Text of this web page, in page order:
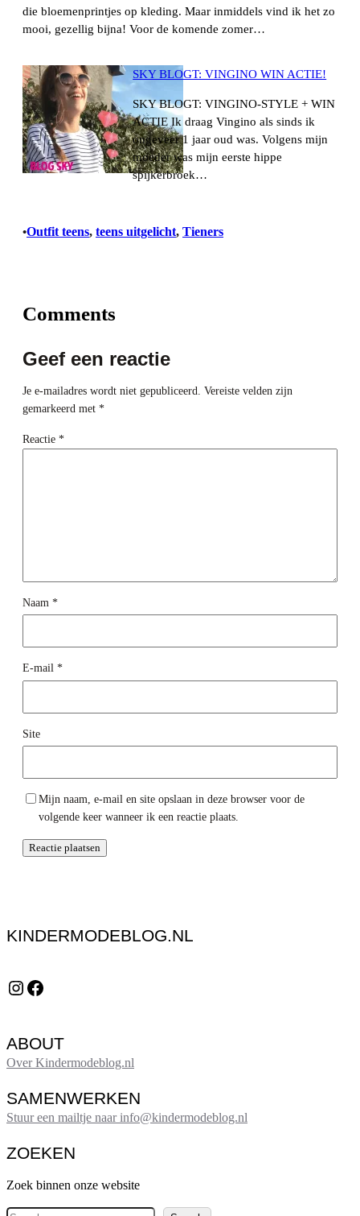
die bloemenprintjes op kleding. Maar inmiddels vind ik het zo
mooi, gezellig bijna! Voor de komende zomer…
SKY BLOGT: VINGINO WIN ACTIE!
SKY BLOGT: VINGINO-STYLE + WIN
ACTIE Ik draag Vingino als sinds ik
ongeveer 1 jaar oud was. Volgens mijn
moeder was mijn eerste hippe
spijkerbroek…
•Outfit teens, teens uitgelicht, Tieners
Comments
Geef een reactie
Je e-mailadres wordt niet gepubliceerd. Vereiste velden zijn
gemarkeerd met *
Reactie *
Naam *
E-mail *
Site
Mijn naam, e-mail en site opslaan in deze browser voor de
volgende keer wanneer ik een reactie plaats.
KINDERMODEBLOG.NL
Instagram Facebook
ABOUT
Over Kindermodeblog.nl
SAMENWERKEN
Stuur een mailtje naar info@kindermodeblog.nl
ZOEKEN
Zoek binnen onze website